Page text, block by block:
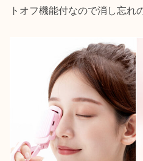
トオフ機能付なので消し忘れ